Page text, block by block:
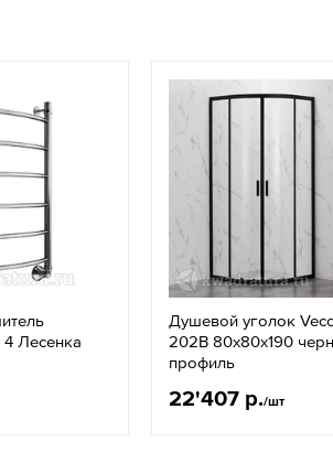
Лесенка
Душевой уголок
202B 80x80х190
профиль
22'407 р./шт